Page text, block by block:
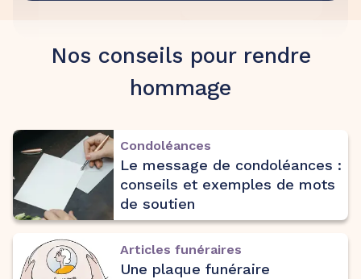
Nos conseils pour rendre
hommage
Condoléances
Le message de condoléances :
conseils et exemples de mots
de soutien
Articles funéraires
Une plaque funéraire